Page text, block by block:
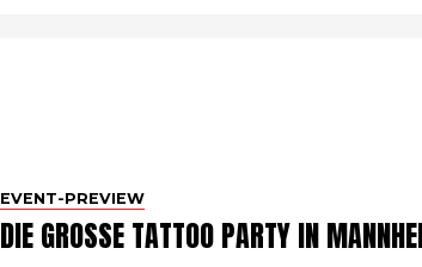
EVENT-PREVIEW
DIE GROSSE TATTOO PARTY IN